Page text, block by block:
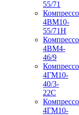
55/71
4ВМ10-
55/71Н
4ВМ4-
46/9
4ГМ10-
40/3-
22С
4ГМ10-